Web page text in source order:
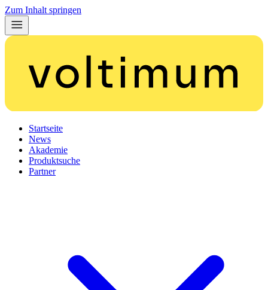
Zum Inhalt springen
Startseite
News
Akademie
Produktsuche
Partner